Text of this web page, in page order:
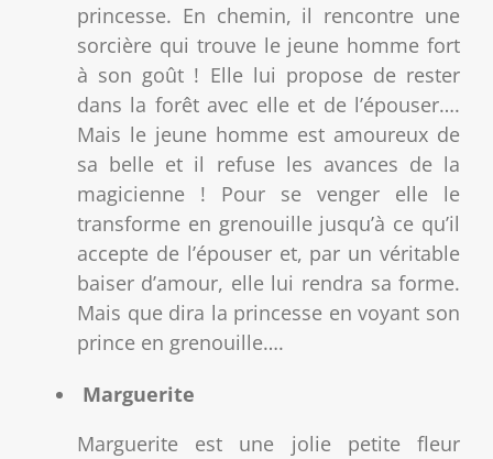
princesse. En chemin, il rencontre une
sorcière qui trouve le jeune homme fort
à son goût ! Elle lui propose de rester
dans la forêt avec elle et de l’épouser….
Mais le jeune homme est amoureux de
sa belle et il refuse les avances de la
magicienne ! Pour se venger elle le
transforme en grenouille jusqu’à ce qu’il
accepte de l’épouser et, par un véritable
baiser d’amour, elle lui rendra sa forme.
Mais que dira la princesse en voyant son
prince en grenouille….
Marguerite
Marguerite est une jolie petite fleur